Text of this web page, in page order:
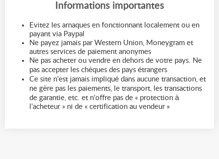
Informations importantes
Evitez les arnaques en fonctionnant localement ou en
payant via Paypal
Ne payez jamais par Western Union, Moneygram et
autres services de paiement anonymes
Ne pas acheter ou vendre en dehors de votre pays. Ne
pas accepter les chèques des pays étrangers
Ce site n'est jamais impliqué dans aucune transaction, et
ne gère pas les paiements, le transport, les transactions
de garantie, etc. et n'offre pas de « protection à
l’acheteur » ni de « certification au vendeur »